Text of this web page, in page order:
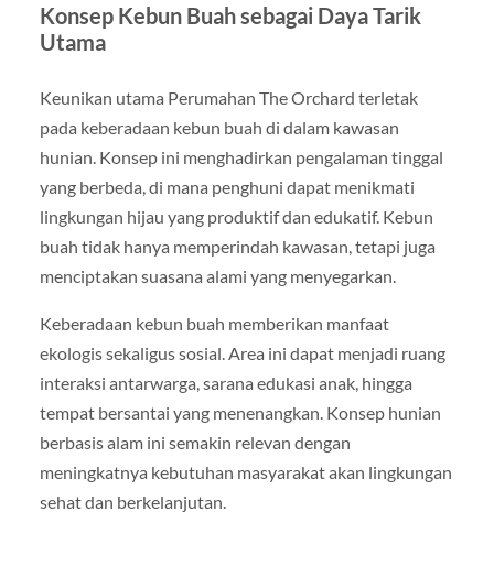
Konsep Kebun Buah sebagai Daya Tarik
Utama
Keunikan utama Perumahan The Orchard terletak
pada keberadaan kebun buah di dalam kawasan
hunian. Konsep ini menghadirkan pengalaman tinggal
yang berbeda, di mana penghuni dapat menikmati
lingkungan hijau yang produktif dan edukatif. Kebun
buah tidak hanya memperindah kawasan, tetapi juga
menciptakan suasana alami yang menyegarkan.
Keberadaan kebun buah memberikan manfaat
ekologis sekaligus sosial. Area ini dapat menjadi ruang
interaksi antarwarga, sarana edukasi anak, hingga
tempat bersantai yang menenangkan. Konsep hunian
berbasis alam ini semakin relevan dengan
meningkatnya kebutuhan masyarakat akan lingkungan
sehat dan berkelanjutan.